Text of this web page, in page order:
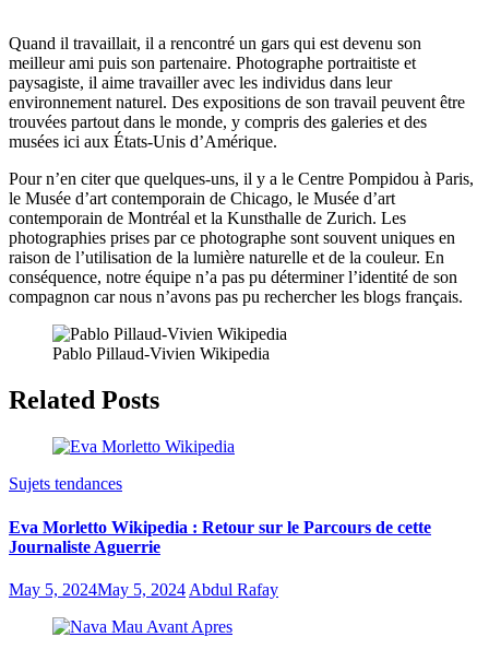
Quand il travaillait, il a rencontré un gars qui est devenu son
meilleur ami puis son partenaire. Photographe portraitiste et
paysagiste, il aime travailler avec les individus dans leur
environnement naturel. Des expositions de son travail peuvent être
trouvées partout dans le monde, y compris des galeries et des
musées ici aux États-Unis d’Amérique.
Pour n’en citer que quelques-uns, il y a le Centre Pompidou à Paris,
le Musée d’art contemporain de Chicago, le Musée d’art
contemporain de Montréal et la Kunsthalle de Zurich. Les
photographies prises par ce photographe sont souvent uniques en
raison de l’utilisation de la lumière naturelle et de la couleur. En
conséquence, notre équipe n’a pas pu déterminer l’identité de son
compagnon car nous n’avons pas pu rechercher les blogs français.
Pablo Pillaud-Vivien Wikipedia
Related Posts
Sujets tendances
Eva Morletto Wikipedia : Retour sur le Parcours de cette
Journaliste Aguerrie
May 5, 2024May 5, 2024 Abdul Rafay